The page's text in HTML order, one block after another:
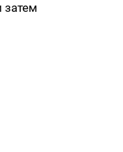
затем